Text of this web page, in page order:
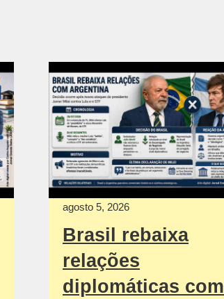
agosto 5, 2026
Brasil rebaixa
relações
diplomáticas com